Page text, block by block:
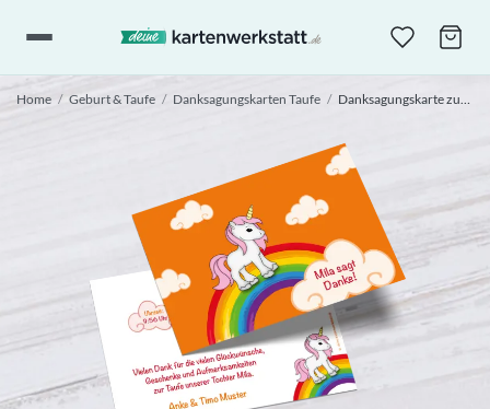
Home / Geburt & Taufe / Danksagungskarten Taufe / Danksagungskarte zur Taufe „Unicorn“